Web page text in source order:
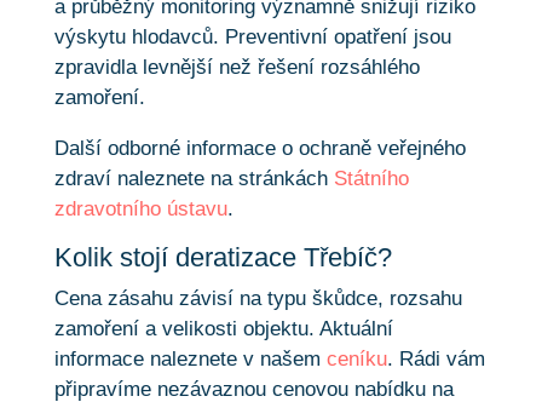
a průběžný monitoring významně snižují riziko
výskytu hlodavců. Preventivní opatření jsou
zpravidla levnější než řešení rozsáhlého
zamoření.
Další odborné informace o ochraně veřejného
zdraví naleznete na stránkách Státního
zdravotního ústavu.
Kolik stojí deratizace Třebíč?
Cena zásahu závisí na typu škůdce, rozsahu
zamoření a velikosti objektu. Aktuální
informace naleznete v našem ceníku. Rádi vám
připravíme nezávaznou cenovou nabídku na